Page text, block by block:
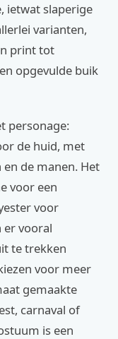
ietwat slaperige
varianten,
print tot
opgevulde buik
personage:
de huid, met
de manen. Het
voor een
voor
er vooral
te trekken
voor meer
gemaakte
carnaval of
is een